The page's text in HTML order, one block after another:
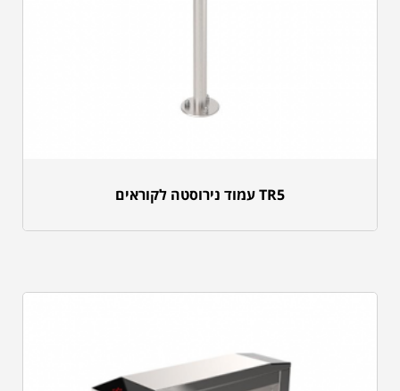
TR5 עמוד נירוסטה לקוראים